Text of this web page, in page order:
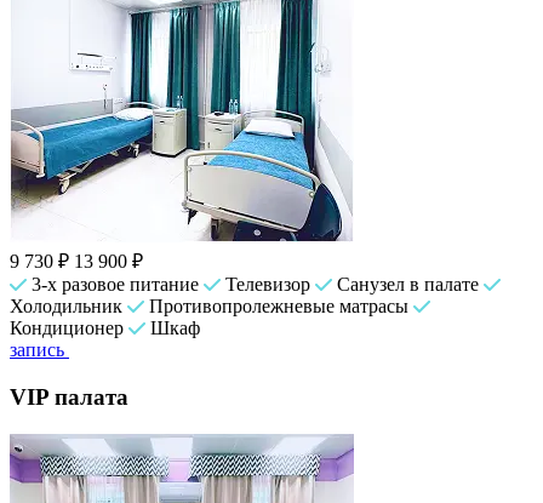
9 730 ₽ 13 900 ₽
3-х разовое питание
Телевизор
Санузел в палате
Холодильник
Противопролежневые матрасы
Кондиционер
Шкаф
запись
VIP палата